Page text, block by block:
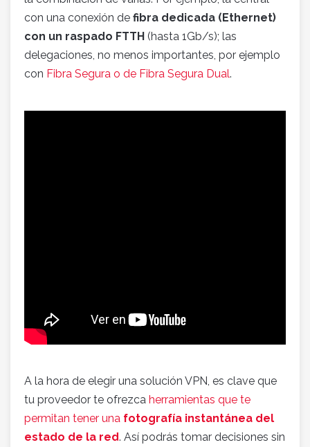
con una conexión de fibra dedicada (Ethernet)
con un raspado FTTH (hasta 1Gb/s); las
delegaciones, no menos importantes, por ejemplo
con Fibra Segura o de Fibra Segura Dual.
A la hora de elegir una solución VPN, es clave que
tu proveedor te ofrezca herramientas que te
permitan tener una fotografía instantánea del
estado de la red. Así podrás tomar decisiones sin